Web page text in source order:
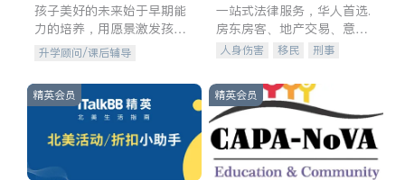
孩子美好的未来始于早期能
力的培养，用愿景激发孩子
的学习潜力和动力。理念：
拥有成长型心态是成功的基
石。
升学顾问/课后辅导
一站式法律服务，华人首选.
房东房客、地产交易、意外
伤害、车祸重伤、商业诉
建筑合同、刑事案件全包办
人身伤害 移民
刑事
信托/遗嘱
商业
索赔
律师-其它 保释
精英会员 精英会员